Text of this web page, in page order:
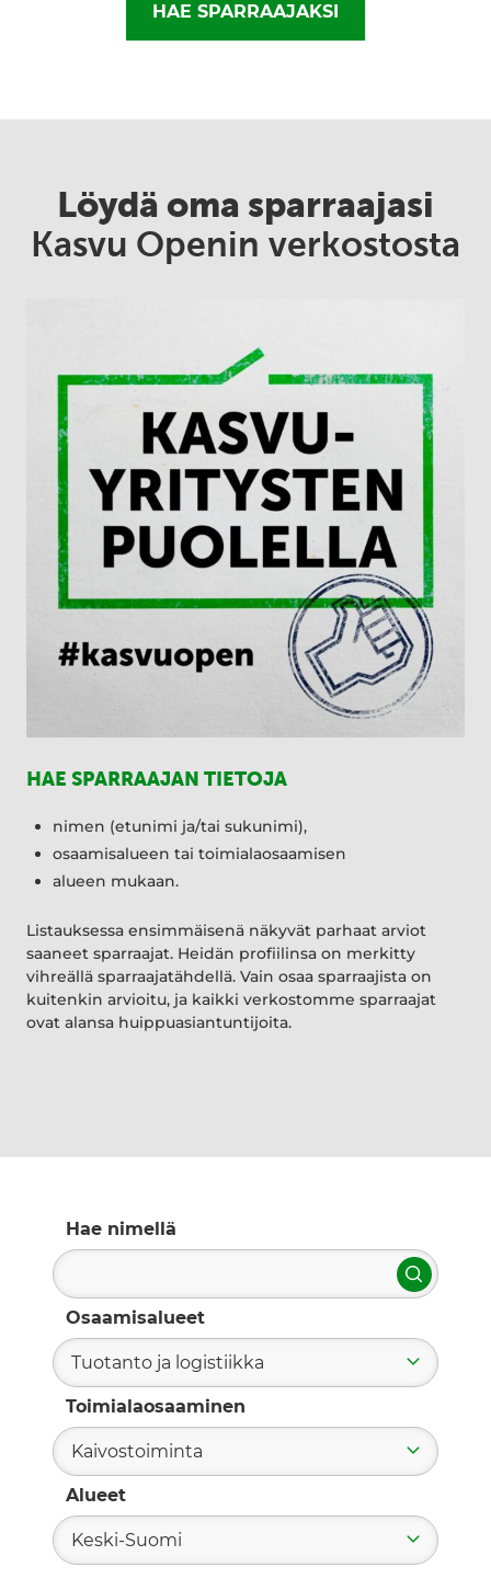
HAE SPARRAAJAKSI
Löydä oma sparraajasi
Kasvu Openin verkostosta
HAE SPARRAAJAN TIETOJA
nimen (etunimi ja/tai sukunimi),
osaamisalueen tai toimialaosaamisen
alueen mukaan.
Listauksessa ensimmäisenä näkyvät parhaat arviot
saaneet sparraajat. Heidän profiilinsa on merkitty
vihreällä sparraajatähdellä. Vain osaa sparraajista on
kuitenkin arvioitu, ja kaikki verkostomme sparraajat
ovat alansa huippuasiantuntijoita.
Hae nimellä
Hae
Osaamisalueet
Tuotanto ja logistiikka
Toimialaosaaminen
Kaivostoiminta
Alueet
Keski-Suomi